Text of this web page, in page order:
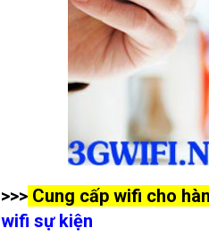
>>> Cung cấp wifi cho
wifi sự kiện